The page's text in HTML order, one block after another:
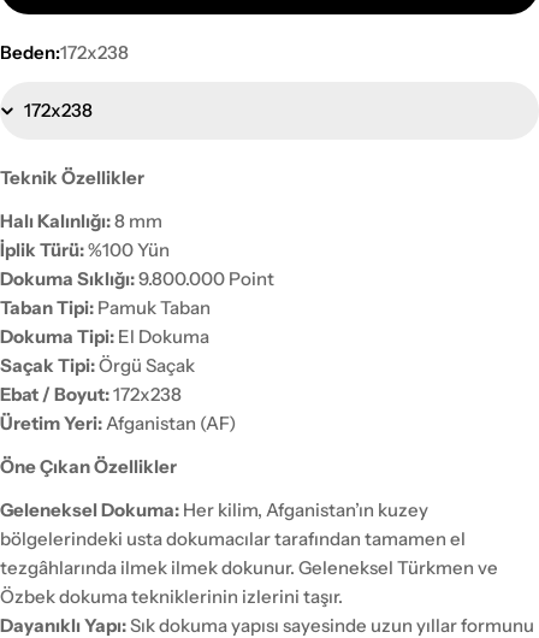
Beden:172x238
Teknik Özellikler
Halı Kalınlığı:8 mm
İplik Türü:%100 Yün
Dokuma Sıklığı:9.800.000 Point
Taban Tipi: Pamuk Taban
Dokuma Tipi: El Dokuma
Saçak Tipi:Örgü Saçak
Ebat / Boyut:172x238
Üretim Yeri:Afganistan (AF)
Öne Çıkan Özellikler
Geleneksel Dokuma: Her kilim, Afganistan’ın kuzey
bölgelerindeki usta dokumacılar tarafından tamamen el
tezgâhlarında ilmek ilmek dokunur. Geleneksel Türkmen ve
Özbek dokuma tekniklerinin izlerini taşır.
Dayanıklı Yapı:Sık dokuma yapısı sayesinde uzun yıllar formunu